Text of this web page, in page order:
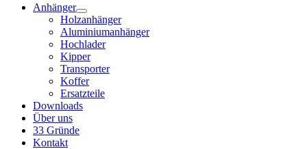
Anhänger
Holzanhänger
Aluminiumanhänger
Hochlader
Kipper
Transporter
Koffer
Ersatzteile
Downloads
Über uns
33 Gründe
Kontakt